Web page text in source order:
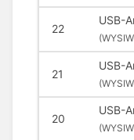
22
USB-
(
21
USB-
(
20
USB-
(